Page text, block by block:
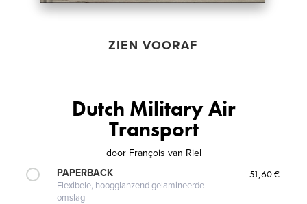
ZIEN VOORAF
Dutch Military Air
Transport
door François van Riel
PAPERBACK
Flexibele, hoogglanzend gelamineerde
omslag
51,60 €